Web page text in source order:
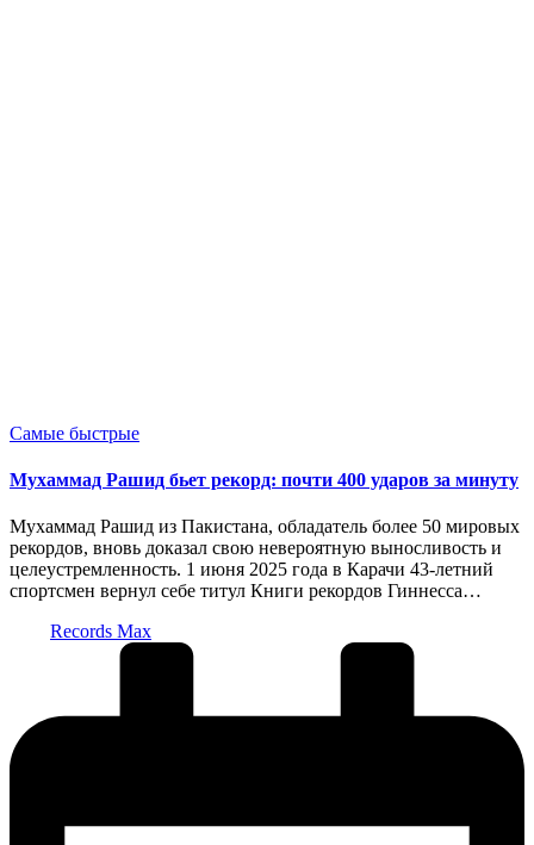
Опубликовано
Самые быстрые
Мухаммад Рашид бьет рекорд: почти 400 ударов за минуту
Мухаммад Рашид из Пакистана, обладатель более 50 мировых
рекордов, вновь доказал свою невероятную выносливость и
целеустремленность. 1 июня 2025 года в Карачи 43-летний
спортсмен вернул себе титул Книги рекордов Гиннесса…
Records Max